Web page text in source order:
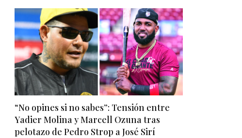
“No opines si no sabes”: Tensión entre
Yadier Molina y Marcell Ozuna tras
pelotazo de Pedro Strop a José Sirí